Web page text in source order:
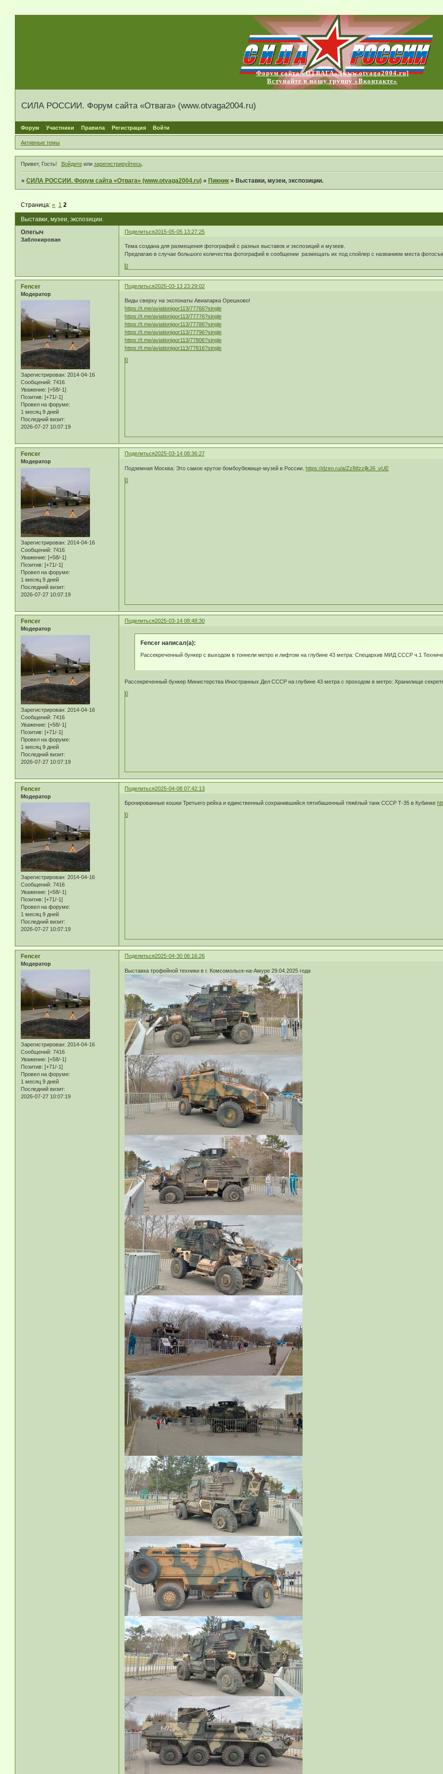
Форум сайта «ОТВАГА» [www.otvaga2004.ru]
Вступайте в нашу группу «Вконтакте»
СИЛА РОССИИ. Форум сайта «Отвага» (www.otvaga2004.ru)
Форум Участники Правила Регистрация Войти
Активные темы
Привет, Гость! Войдитеили зарегистрируйтесь.
»СИЛА РОССИИ. Форум сайта «Отвага» (www.otvaga2004.ru) » Пикник » Выставки, музеи, экспозиции.
Выставки, музеи, экспозиции.
Страница:« 1 2
Поделиться2015-05-05 13:27:25
Олегыч
Заблокирован
Тема создана для размещения фотографий с разных выставок и экспозиций и музеев.
Предлагаю в случае большого количества фотографий в сообщении размещать их под спойлер с названием места
0
Поделиться2025-03-13 23:29:02
Fencer
Модератор
Зарегистрирован: 2014-04-16
Сообщений: 7416
Уважение: [+58/-1]
Позитив: [+71/-1]
Провел на форуме:
1 месяц 9 дней
Последний визит:
2026-07-27 10:07:19
Виды сверху на экспонаты Авиапарка Орешково!
https://t.me/aviationigor113/77766?single
https://t.me/aviationigor113/77776?single
https://t.me/aviationigor113/77786?single
https://t.me/aviationigor113/77796?single
https://t.me/aviationigor113/77806?single
https://t.me/aviationigor113/77816?single
0
Поделиться2025-03-14 08:36:27
Fencer
Модератор
Зарегистрирован: 2014-04-16
Сообщений: 7416
Уважение: [+58/-1]
Позитив: [+71/-1]
Провел на форуме:
1 месяц 9 дней
Последний визит:
2026-07-27 10:07:19
Подземная Москва: Это самое крутое бомбоубежище-музей в России.https://dzen.ru/a/Zz8tfzzjlkJ6_vUE
0
Поделиться2025-03-14 08:48:30
Fencer
Модератор
Зарегистрирован: 2014-04-16
Сообщений: 7416
Уважение: [+58/-1]
Позитив: [+71/-1]
Провел на форуме:
1 месяц 9 дней
Последний визит:
2026-07-27 10:07:19
Fencer написал(а):
Рассекреченный бункер с выходом в тоннели метро и лифтом на глубине 43 метра: Спецархив МИД СССР ч.1
Рассекреченный бункер Министерства Иностранных Дел СССР на глубине 43 метра с проходом в метро: Хранилище
0
Поделиться2025-04-08 07:42:13
Fencer
Модератор
Зарегистрирован: 2014-04-16
Сообщений: 7416
Уважение: [+58/-1]
Позитив: [+71/-1]
Провел на форуме:
1 месяц 9 дней
Последний визит:
2026-07-27 10:07:19
Бронированные кошки Третьего рейха и единственный сохранившийся пятибашенный тяжёлый танк СССР Т-35 в Кубинке
0
Поделиться2025-04-30 06:16:26
Fencer
Модератор
Зарегистрирован: 2014-04-16
Сообщений: 7416
Уважение: [+58/-1]
Позитив: [+71/-1]
Провел на форуме:
1 месяц 9 дней
Последний визит:
2026-07-27 10:07:19
Выставка трофейной техники в г. Комсомольск-на-Амуре 29.04.2025 года